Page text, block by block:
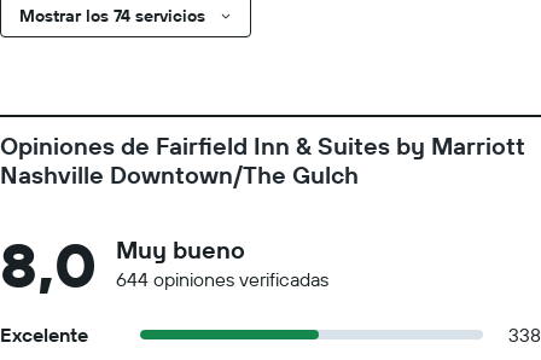
Mostrar los 74 servicios
Opiniones de Fairfield Inn & Suites by Marriott
Nashville Downtown/The Gulch
8,0 Muy bueno
644 opiniones verificadas
Excelente
338